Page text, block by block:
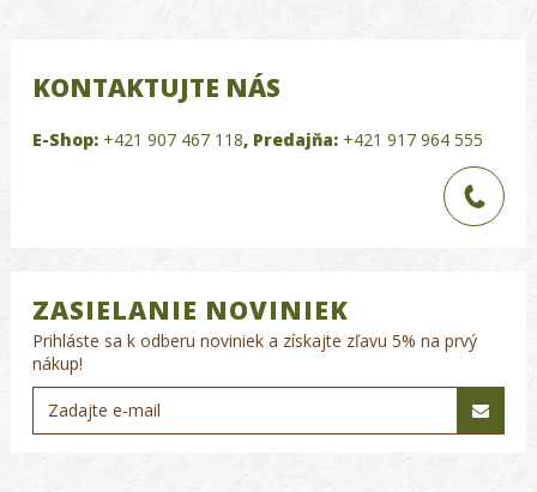
KONTAKTUJTE NÁS
E-Shop: +421 907 467 118, Predajňa: +421 917 964 555
ZASIELANIE NOVINIEK
Prihláste sa k odberu noviniek a získajte zľavu 5% na prvý
nákup!